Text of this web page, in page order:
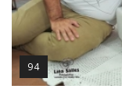
94